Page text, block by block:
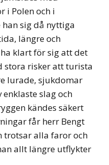
i Polen och i
han sig då nyttiga
längre och
klart för sig att det
stora risker att turista
lurade, sjukdomar
slag och
kändes säkert
får herr Bengt
trotsar alla faror och
allt längre utflykter